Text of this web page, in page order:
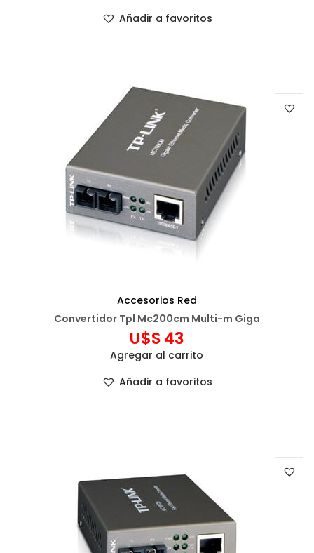
Añadir a favoritos
Accesorios Red
Convertidor Tpl Mc200cm Multi-m Giga
U$S43
Agregar al carrito
Añadir a favoritos